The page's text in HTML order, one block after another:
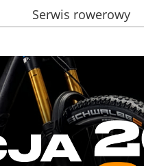
Serwis rowerowy